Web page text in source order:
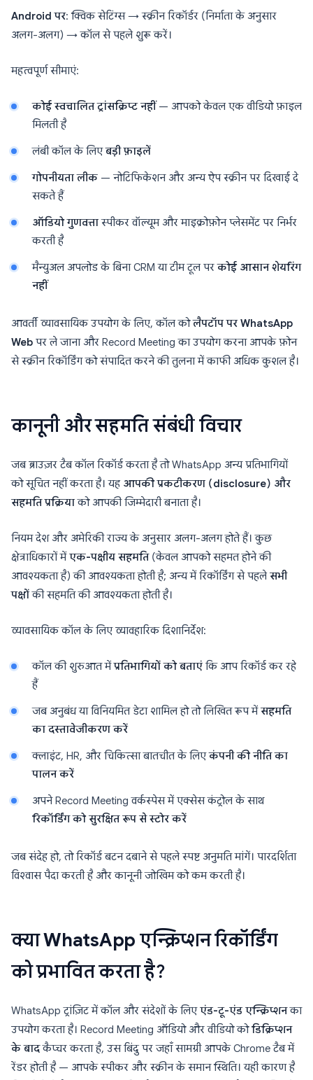
Android पर: क्विक सेटिंग्स → स्क्रीन रिकॉर्डर (निर्माता के अनुसार
अलग-अलग) → कॉल से पहले शुरू करें।
महत्वपूर्ण सीमाएं:
कोई स्वचालित ट्रांसक्रिप्ट नहीं— आपको केवल एक वीडियो फ़ाइल
मिलती है
लंबी कॉल के लिएबड़ी फ़ाइलें
गोपनीयता लीक — नोटिफिकेशन और अन्य ऐप स्क्रीन पर दिखाई दे
सकते हैं
ऑडियो गुणवत्तास्पीकर वॉल्यूम और माइक्रोफ़ोन प्लेसमेंट पर निर्भर
करती है
मैन्युअल अपलोड के बिना CRM या टीम टूल परकोई आसान शेयरिंग
नहीं
आवर्ती व्यावसायिक उपयोग के लिए, कॉल कोलैपटॉप पर WhatsApp
Web पर ले जाना और Record Meeting का उपयोग करना आपके फ़ोन
से स्क्रीन रिकॉर्डिंग को संपादित करने की तुलना में काफी अधिक कुशल है।
कानूनी और सहमति संबंधी विचार
जब ब्राउज़र टैब कॉल रिकॉर्ड करता है तो WhatsApp अन्य प्रतिभागियों
को सूचित नहीं करता है। यह आपकी प्रकटीकरण (disclosure) और
सहमति प्रक्रियाको आपकी जिम्मेदारी बनाता है।
नियम देश और अमेरिकी राज्य के अनुसार अलग-अलग होते हैं। कुछ
क्षेत्राधिकारों मेंएक-पक्षीय सहमति(केवल आपको सहमत होने की
आवश्यकता है) की आवश्यकता होती है; अन्य में रिकॉर्डिंग से पहलेसभी
पक्षोंकी सहमति की आवश्यकता होती है।
व्यावसायिक कॉल के लिए व्यावहारिक दिशानिर्देश:
कॉल की शुरुआत मेंप्रतिभागियों को बताएं कि आप रिकॉर्ड कर रहे
हैं
जब अनुबंध या विनियमित डेटा शामिल हो तो लिखित रूप मेंसहमति
का दस्तावेजीकरण करें
क्लाइंट, HR, और चिकित्सा बातचीत के लिएकंपनी की नीति का
पालन करें
अपने Record Meeting वर्कस्पेस में एक्सेस कंट्रोल के साथ
रिकॉर्डिंग को सुरक्षित रूप से स्टोर करें
जब संदेह हो, तो रिकॉर्ड बटन दबाने से पहले स्पष्ट अनुमति मांगें। पारदर्शिता
विश्वास पैदा करती है और कानूनी जोखिम को कम करती है।
क्या WhatsApp एन्क्रिप्शन रिकॉर्डिंग
को प्रभावित करता है?
WhatsApp ट्रांज़िट में कॉल और संदेशों के लिएएंड-टू-एंड एन्क्रिप्शनका
उपयोग करता है। Record Meeting ऑडियो और वीडियो कोडिक्रिप्शन
के बादकैप्चर करता है, उस बिंदु पर जहाँ सामग्री आपके Chrome टैब में
रेंडर होती है — आपके स्पीकर और स्क्रीन के समान स्थिति। यही कारण है